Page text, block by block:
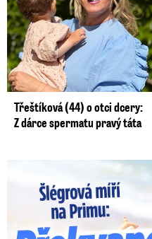
Třeštíková (44) o otci dcery:
Z dárce spermatu pravý táta
Lucie Šlégrová míří na